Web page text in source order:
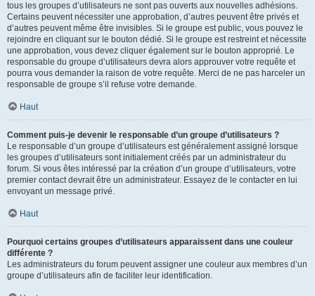
tous les groupes d’utilisateurs ne sont pas ouverts aux nouvelles adhésions.
Certains peuvent nécessiter une approbation, d’autres peuvent être privés et
d’autres peuvent même être invisibles. Si le groupe est public, vous pouvez le
rejoindre en cliquant sur le bouton dédié. Si le groupe est restreint et nécessite
une approbation, vous devez cliquer également sur le bouton approprié. Le
responsable du groupe d’utilisateurs devra alors approuver votre requête et
pourra vous demander la raison de votre requête. Merci de ne pas harceler un
responsable de groupe s’il refuse votre demande.
Haut
Comment puis-je devenir le responsable d’un groupe d’utilisateurs ?
Le responsable d’un groupe d’utilisateurs est généralement assigné lorsque
les groupes d’utilisateurs sont initialement créés par un administrateur du
forum. Si vous êtes intéressé par la création d’un groupe d’utilisateurs, votre
premier contact devrait être un administrateur. Essayez de le contacter en lui
envoyant un message privé.
Haut
Pourquoi certains groupes d’utilisateurs apparaissent dans une couleur
différente ?
Les administrateurs du forum peuvent assigner une couleur aux membres d’un
groupe d’utilisateurs afin de faciliter leur identification.